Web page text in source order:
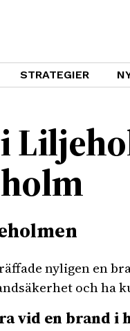
STRATEGIER
nyligen en
och ha
vid en brand i